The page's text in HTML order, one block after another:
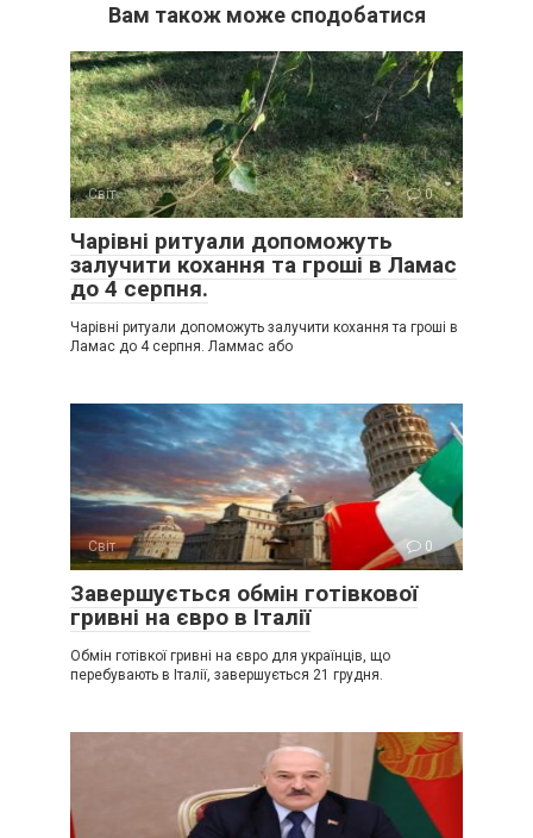
Вам також може сподобатися
Світ 0
Чарівні ритуали допоможуть
залучити кохання та гроші в Ламас
до 4 серпня.
Чарівні ритуали допоможуть залучити кохання та гроші в
Ламас до 4 серпня. Ламмас або
Світ 0
Завершується обмін готівкової
гривні на євро в Італії
Обмін готівкої гривні на євро для українців, що
перебувають в Італії, завершується 21 грудня.